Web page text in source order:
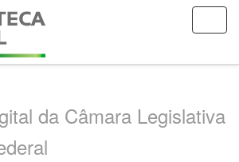
da Câmara Legislativa